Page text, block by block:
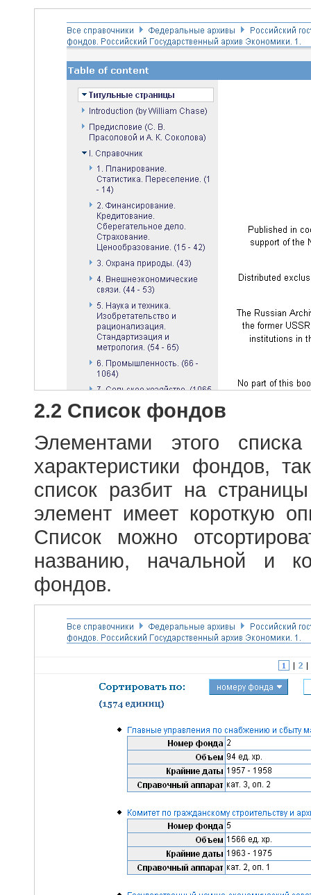
2.2 Список фондов
Элементами этого
характеристики фондов,
список разбит на
элемент имеет короткую
Список можно
названию, начальной и
фондов.